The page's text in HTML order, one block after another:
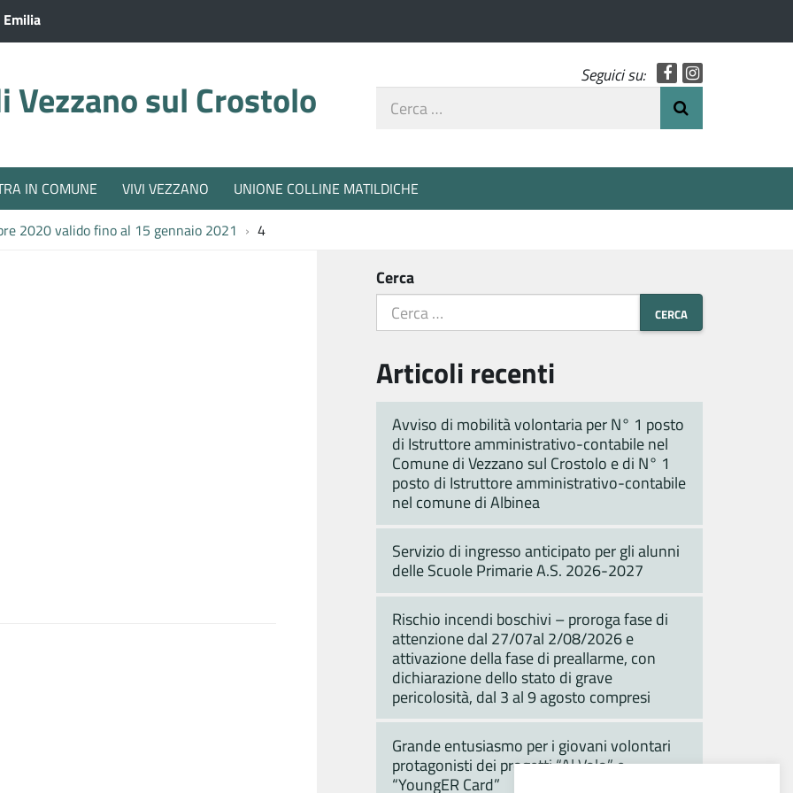
Vezzano sul Crostolo
Seguici su: Facebook
Cerca
IN COMUNE VIVI VEZZANO UNIONE COLLINE MATILDICHE
2020 valido fino al 15 gennaio 2021 4
Cerca
Articoli recenti
Avviso di mobilità volontaria per N° 1 posto
di Istruttore amministrativo-contabile nel
Comune di Vezzano sul Crostolo e di N° 1
posto di Istruttore amministrativo-contabile
nel comune di Albinea
Servizio di ingresso anticipato per gli alunni
delle Scuole Primarie A.S. 2026-2027
Rischio incendi boschivi – proroga fase di
attenzione dal 27/07al 2/08/2026 e
attivazione della fase di preallarme, con
dichiarazione dello stato di grave
pericolosità, dal 3 al 9 agosto compresi
Grande entusiasmo per i giovani volontari
protagonisti dei progetti “Al Volo” e
“YoungER Card”